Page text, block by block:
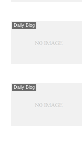
Daily Blog
Daily Blog